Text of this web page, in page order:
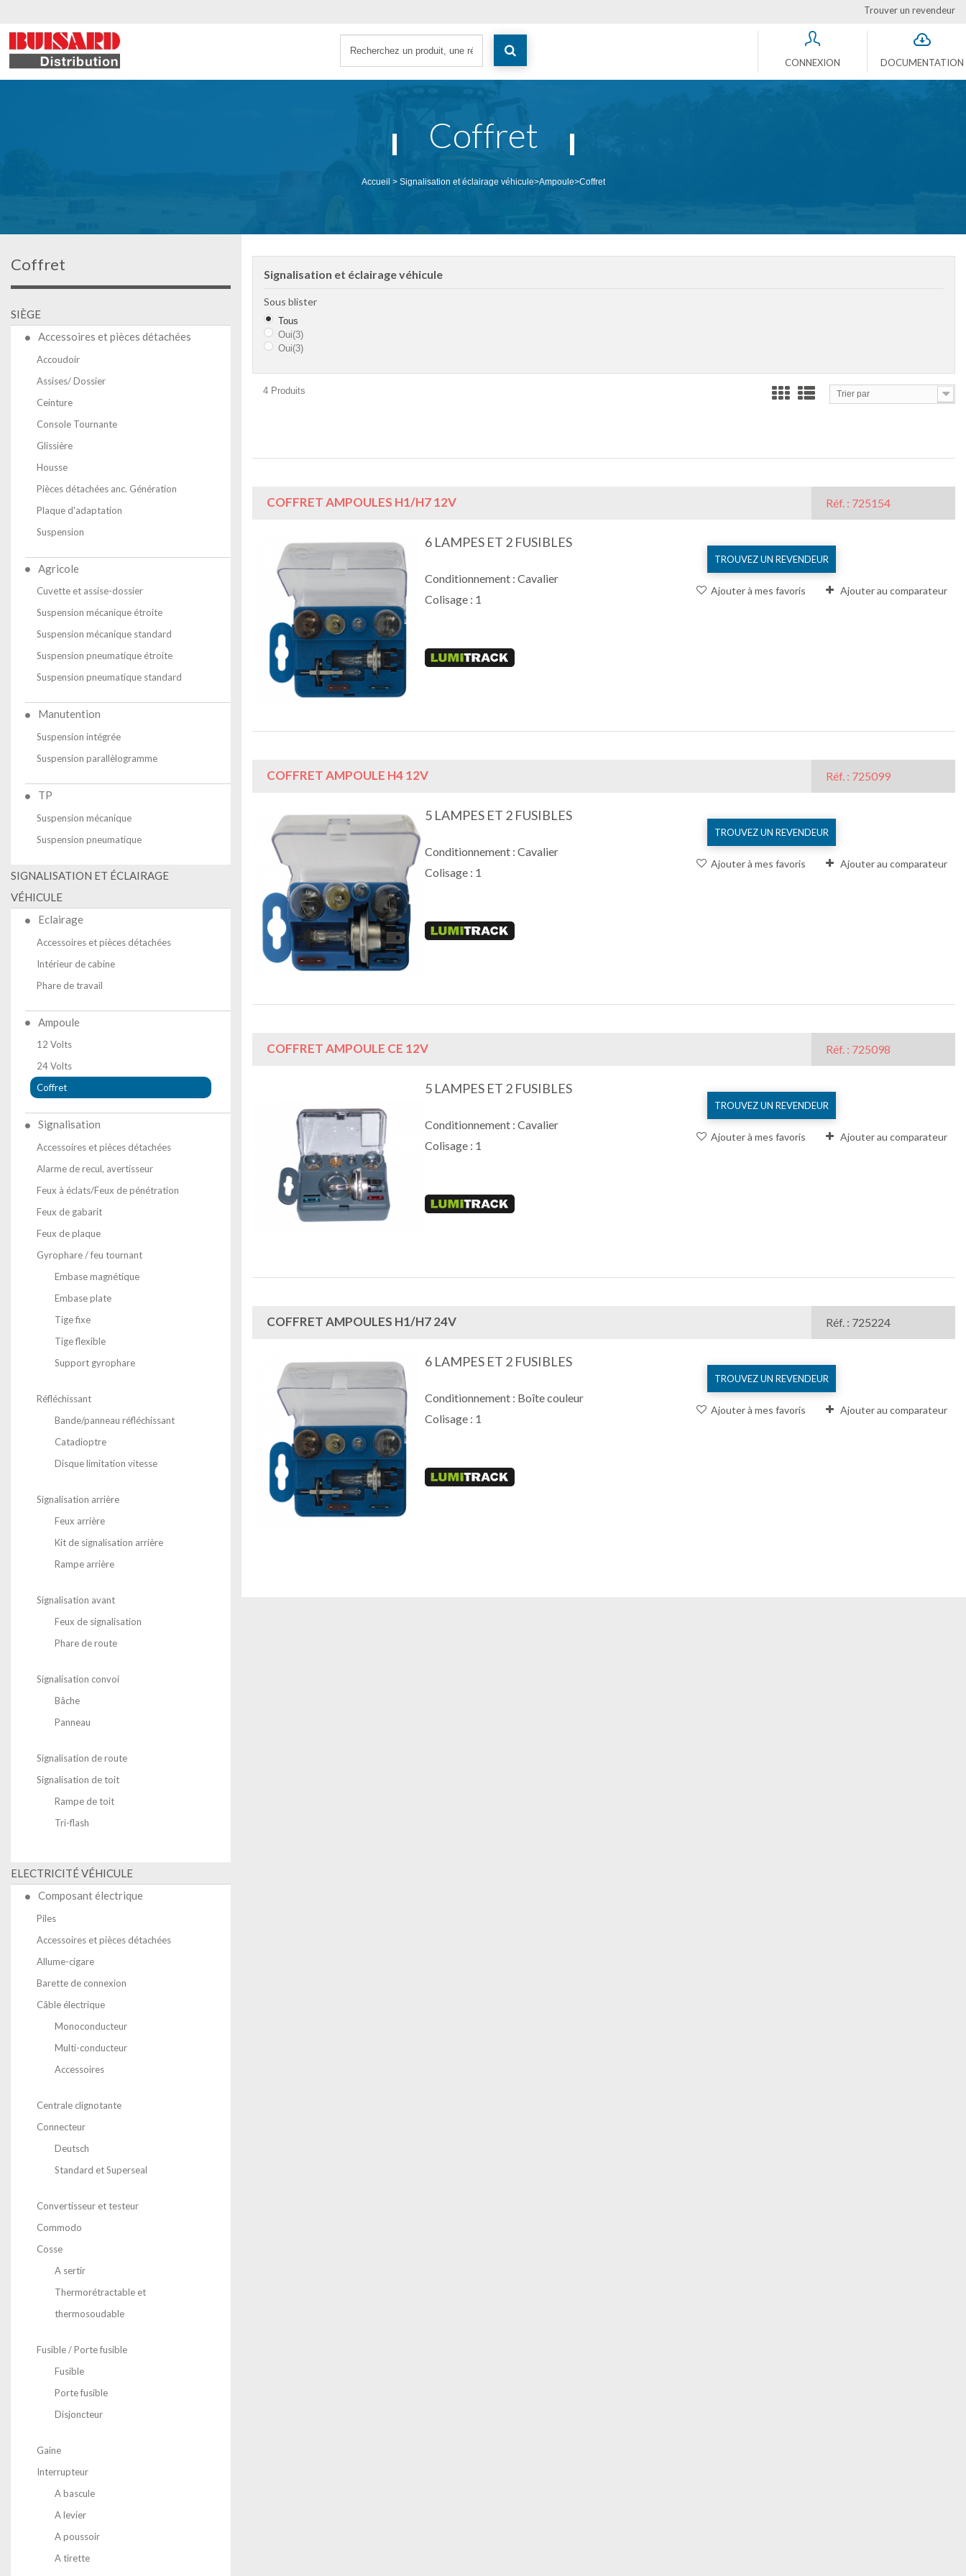
Trouver un revendeur
CONNEXION DOCUMENTATION
Coffret
Accueil > Signalisation et éclairage véhicule>Ampoule>Coffret
Coffret
SIÈGE
Accessoires et pièces détachées
Accoudoir
Assises/ Dossier
Ceinture
Console Tournante
Glissière
Housse
Pièces détachées anc. Génération
Plaque d'adaptation
Suspension
Agricole
Cuvette et assise-dossier
Suspension mécanique étroite
Suspension mécanique standard
Suspension pneumatique étroite
Suspension pneumatique standard
Manutention
Suspension intégrée
Suspension parallèlogramme
TP
Suspension mécanique
Suspension pneumatique
SIGNALISATION ET ÉCLAIRAGE
VÉHICULE
Eclairage
Accessoires et pièces détachées
Intérieur de cabine
Phare de travail
Ampoule
12 Volts
24 Volts
Coffret
Signalisation
Accessoires et pièces détachées
Alarme de recul, avertisseur
Feux à éclats/Feux de pénétration
Feux de gabarit
Feux de plaque
Gyrophare / feu tournant
Embase magnétique
Embase plate
Tige fixe
Tige flexible
Support gyrophare
Réfléchissant
Bande/panneau réfléchissant
Catadioptre
Disque limitation vitesse
Signalisation arrière
Feux arrière
Kit de signalisation arrière
Rampe arrière
Signalisation avant
Feux de signalisation
Phare de route
Signalisation convoi
Bâche
Panneau
Signalisation de route
Signalisation de toit
Rampe de toit
Tri-flash
ELECTRICITÉ VÉHICULE
Composant électrique
Piles
Accessoires et pièces détachées
Allume-cigare
Barette de connexion
Câble électrique
Monoconducteur
Multi-conducteur
Accessoires
Centrale clignotante
Connecteur
Deutsch
Standard et Superseal
Convertisseur et testeur
Commodo
Cosse
A sertir
Thermorétractable et
thermosoudable
Fusible / Porte fusible
Fusible
Porte fusible
Disjoncteur
Gaine
Interrupteur
A bascule
A levier
A poussoir
A tirette
Signalisation et éclairage véhicule
Sous blister
Tous
Oui(3)
Oui(3)
4 Produits Trier par
COFFRET AMPOULES H1/H7 12V Réf. : 725154
6 LAMPES ET 2 FUSIBLES
Conditionnement : Cavalier
Colisage : 1
TROUVEZ UN REVENDEUR
Ajouter à mes favoris Ajouter au comparateur
COFFRET AMPOULE H4 12V Réf. : 725099
5 LAMPES ET 2 FUSIBLES
Conditionnement : Cavalier
Colisage : 1
TROUVEZ UN REVENDEUR
Ajouter à mes favoris Ajouter au comparateur
COFFRET AMPOULE CE 12V Réf. : 725098
5 LAMPES ET 2 FUSIBLES
Conditionnement : Cavalier
Colisage : 1
TROUVEZ UN REVENDEUR
Ajouter à mes favoris Ajouter au comparateur
COFFRET AMPOULES H1/H7 24V Réf. : 725224
6 LAMPES ET 2 FUSIBLES
Conditionnement : Boîte couleur
Colisage : 1
TROUVEZ UN REVENDEUR
Ajouter à mes favoris Ajouter au comparateur